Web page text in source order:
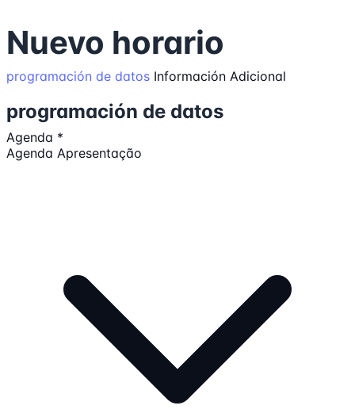
Nuevo horario
programación de datos Información Adicional
programación de datos
Agenda *
Agenda Apresentação